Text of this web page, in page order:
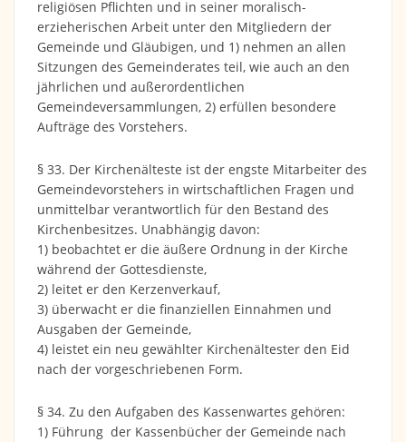
religiösen Pflichten und in seiner moralisch-
erzieherischen Arbeit unter den Mitgliedern der
Gemeinde und Gläubigen, und 1) nehmen an allen
Sitzungen des Gemeinderates teil, wie auch an den
jährlichen und außerordentlichen
Gemeindeversammlungen, 2) erfüllen besondere
Aufträge des Vorstehers.
§ 33. Der Kirchenälteste ist der engste Mitarbeiter des
Gemeindevorstehers in wirtschaftlichen Fragen und
unmittelbar verantwortlich für den Bestand des
Kirchenbesitzes. Unabhängig davon:
1) beobachtet er die äußere Ordnung in der Kirche
während der Gottesdienste,
2) leitet er den Kerzenverkauf,
3) überwacht er die finanziellen Einnahmen und
Ausgaben der Gemeinde,
4) leistet ein neu gewählter Kirchenältester den Eid
nach der vorgeschriebenen Form.
§ 34. Zu den Aufgaben des Kassenwartes gehören:
1) Führung der Kassenbücher der Gemeinde nach